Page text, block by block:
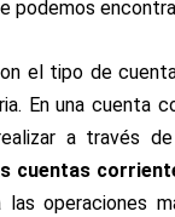
podemos
el tipo de
En una cuenta
a través
cuentas
las operaciones